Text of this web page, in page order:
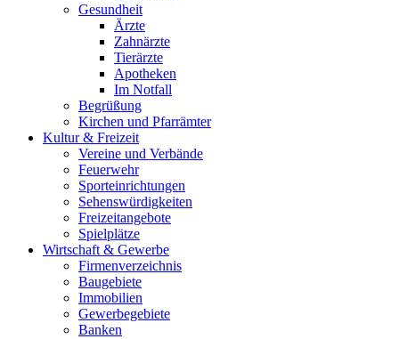
Gesundheit
Ärzte
Zahnärzte
Tierärzte
Apotheken
Im Notfall
Begrüßung
Kirchen und Pfarrämter
Kultur & Freizeit
Vereine und Verbände
Feuerwehr
Sporteinrichtungen
Sehenswürdigkeiten
Freizeitangebote
Spielplätze
Wirtschaft & Gewerbe
Firmenverzeichnis
Baugebiete
Immobilien
Gewerbegebiete
Banken